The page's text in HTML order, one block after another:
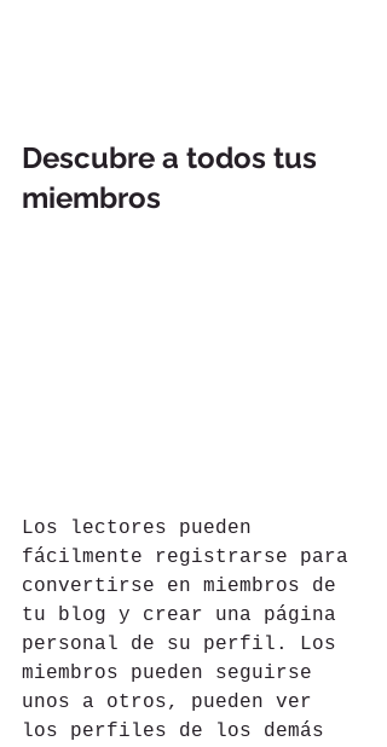
Descubre a todos tus
miembros
Los lectores pueden
fácilmente registrarse para
convertirse en miembros de
tu blog y crear una página
personal de su perfil. Los
miembros pueden seguirse
unos a otros, pueden ver
los perfiles de los demás